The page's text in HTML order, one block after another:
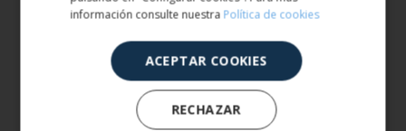
900 401 777
973 190 161
información consulte nuestra Política de cookies
ACEPTAR COOKIES
RECHAZAR